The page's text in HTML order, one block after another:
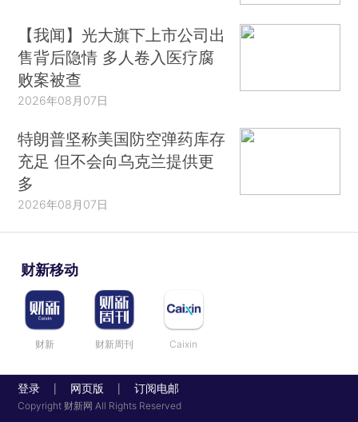
【我闻】光大旗下上市公司出
售背后隐情 多人卷入医疗腐
败案被查
2026年08月07日
特朗普坚称美国防空弹药库存
充足 但不会向乌克兰提供更
多
2026年08月07日
财新移动
财新 财新周刊 Caixin
登录 网页版 订阅电邮
Copyright 财新网 All Rights Reserved